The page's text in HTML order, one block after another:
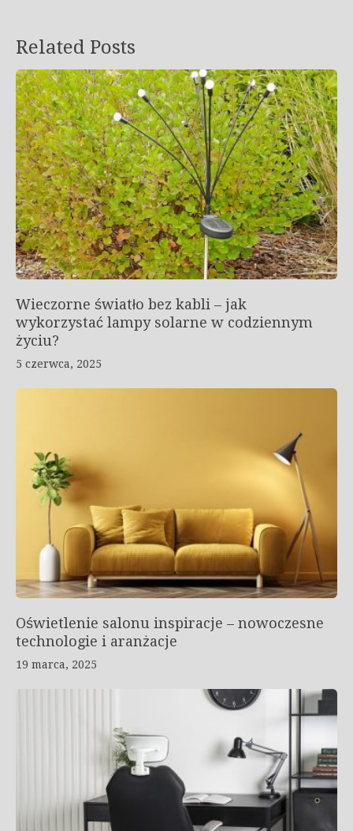
Related Posts
Wieczorne światło bez kabli – jak
wykorzystać lampy solarne w codziennym
życiu?
5 czerwca, 2025
Oświetlenie salonu inspiracje – nowoczesne
technologie i aranżacje
19 marca, 2025